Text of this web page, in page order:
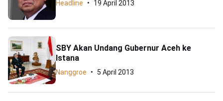
Headline 19 April 2013
SBY Akan Undang Gubernur Aceh ke
Istana
Nanggroe 5 April 2013